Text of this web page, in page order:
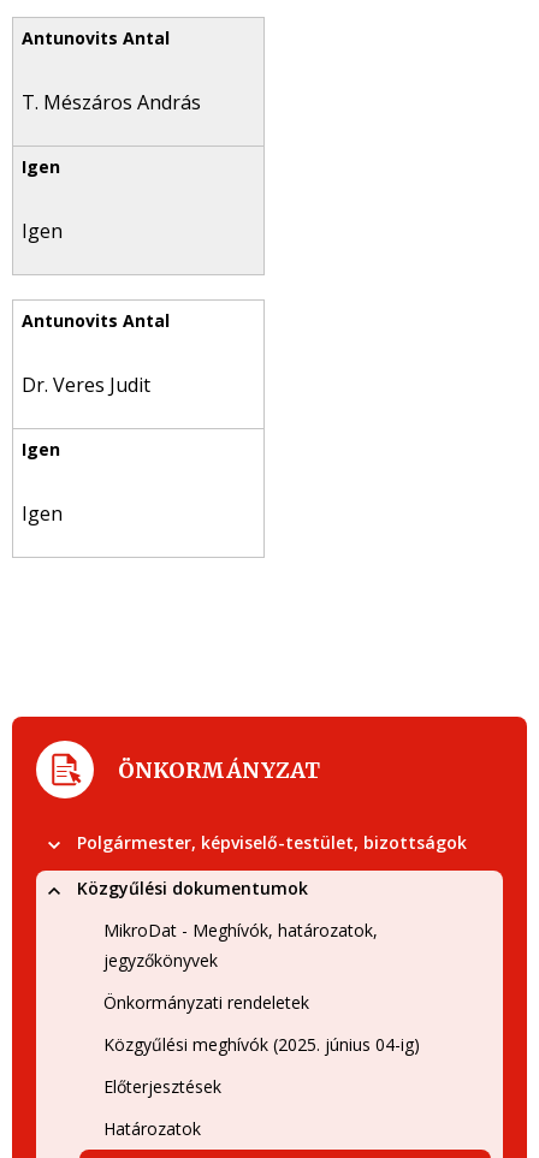
T. Mészáros András
Igen
Dr. Veres Judit
Igen
ÖNKORMÁNYZAT
Polgármester, képviselő-testület, bizottságok
Közgyűlési dokumentumok
MikroDat - Meghívók, határozatok,
jegyzőkönyvek
Önkormányzati rendeletek
Közgyűlési meghívók (2025. június 04-ig)
Előterjesztések
Határozatok